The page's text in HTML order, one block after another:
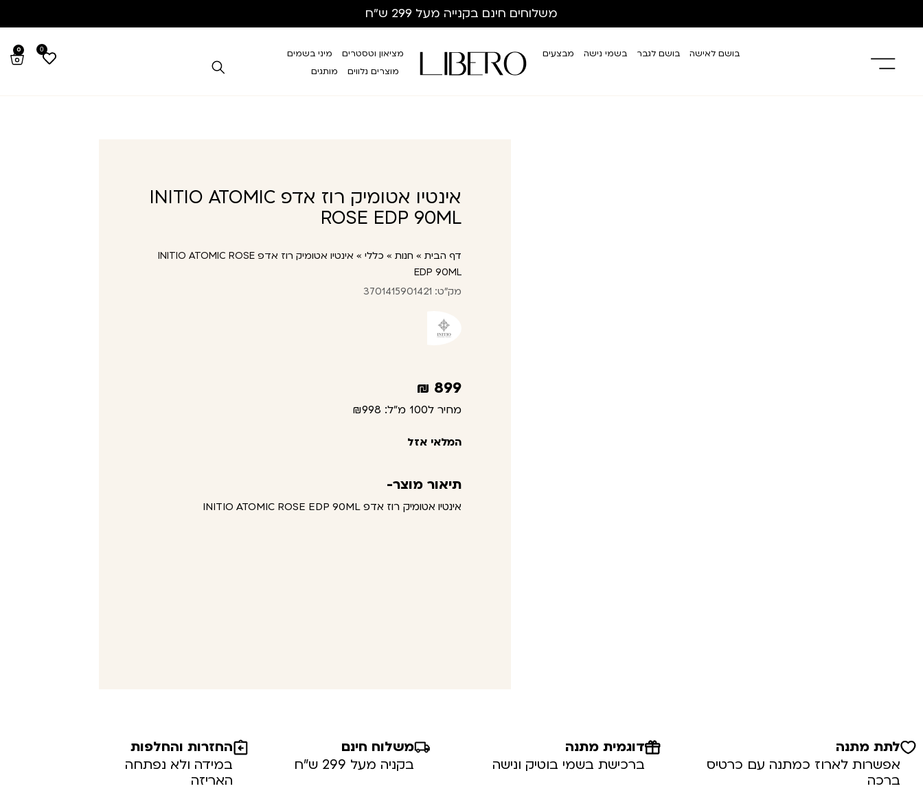
משלוחים חינם בקנייה מעל 299 ש”ח
בושם לאישה בושם לגבר בשמי נישה מבצעים מציאון וטסטרים
מיני בשמים
מוצרים נלווים
מותגים
0
0
אינטיו אטומיק רוז אדפ INITIO ATOMIC
ROSE EDP 90ML
דף הבית » חנות » כללי »
אינטיו אטומיק רוז אדפ INITIO ATOMIC ROSE
EDP 90ML
מק"ט: 3701415901421
899
₪
מחיר ל100 מ"ל: ₪998
המלאי אזל
תיאור מוצר-
אינטיו אטומיק רוז אדפ INITIO ATOMIC ROSE EDP 90ML
לתת מתנה
אפשרות לארוז כמתנה עם כרטיס
ברכה
דוגמית מתנה
ברכישת בשמי בוטיק ונישה
משלוח חינם
בקניה מעל 299 ש”ח
החזרות והחלפות
במידה ולא נפתחה
האריזה